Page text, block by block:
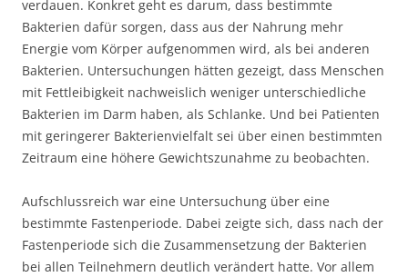
verdauen. Konkret geht es darum, dass bestimmte
Bakterien dafür sorgen, dass aus der Nahrung mehr
Energie vom Körper aufgenommen wird, als bei anderen
Bakterien. Untersuchungen hätten gezeigt, dass Menschen
mit Fettleibigkeit nachweislich weniger unterschiedliche
Bakterien im Darm haben, als Schlanke. Und bei Patienten
mit geringerer Bakterienvielfalt sei über einen bestimmten
Zeitraum eine höhere Gewichtszunahme zu beobachten.
Aufschlussreich war eine Untersuchung über eine
bestimmte Fastenperiode. Dabei zeigte sich, dass nach der
Fastenperiode sich die Zusammensetzung der Bakterien
bei allen Teilnehmern deutlich verändert hatte. Vor allem